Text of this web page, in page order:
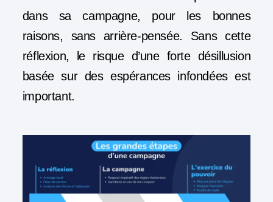
dans sa campagne, pour les bonnes
raisons, sans arrière-pensée. Sans cette
réflexion, le risque d’une forte désillusion
basée sur des espérances infondées est
important.